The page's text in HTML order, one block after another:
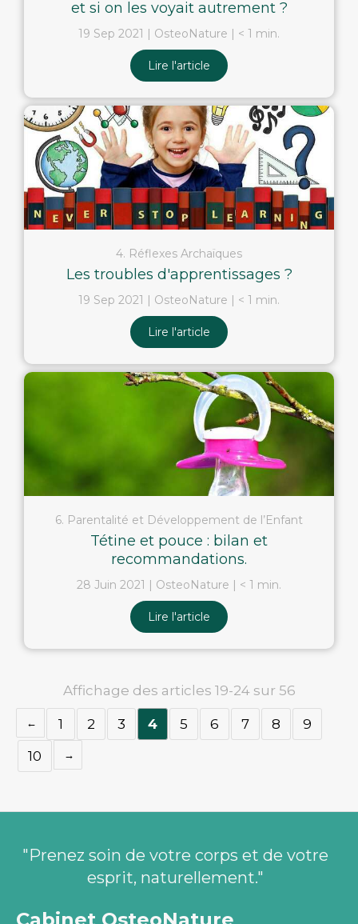
et si on les voyait autrement ?
19 Sep 2021 OsteoNature < 1 min.
Lire l'article
4. Réflexes Archaïques
Les troubles d'apprentissages ?
19 Sep 2021 OsteoNature < 1 min.
Lire l'article
6. Parentalité et Développement de l’Enfant
Tétine et pouce : bilan et
recommandations.
28 Juin 2021 OsteoNature < 1 min.
Lire l'article
Affichage des articles 19-24 sur 56
1 2 3 4 5 6 7 8
9
10
"Prenez soin de votre corps et de votre
esprit, naturellement."